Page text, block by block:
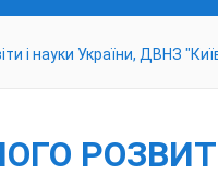
і науки України, ДВНЗ